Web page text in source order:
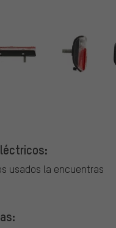
usados la encuentras